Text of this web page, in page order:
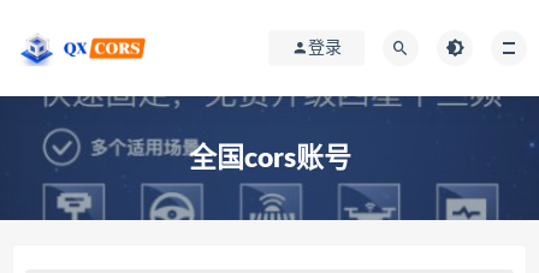
登录
全国cors账号